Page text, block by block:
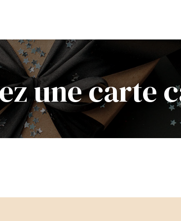
une carte